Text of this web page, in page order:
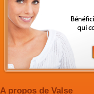
A propos de Valse